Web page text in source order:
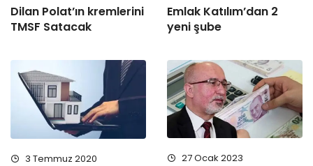
Dilan Polat’ın kremlerini
TMSF Satacak
Emlak Katılım’dan 2
yeni şube
3 Temmuz 2020 27 Ocak 2023